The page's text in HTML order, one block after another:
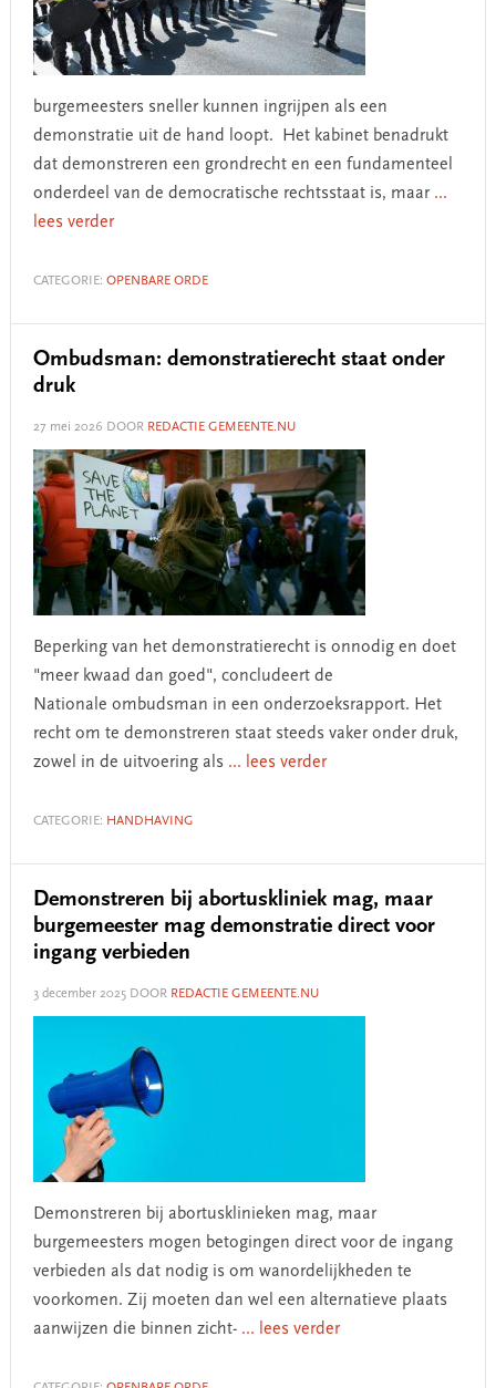
burgemeesters sneller kunnen ingrijpen als een
demonstratie uit de hand loopt. Het kabinet benadrukt
dat demonstreren een grondrecht en een fundamenteel
onderdeel van de democratische rechtsstaat is, maar ...
lees verder
CATEGORIE: OPENBARE ORDE
Ombudsman: demonstratierecht staat onder
druk
27 mei 2026 DOOR REDACTIE GEMEENTE.NU
Beperking van het demonstratierecht is onnodig en doet
"meer kwaad dan goed", concludeert de
Nationale ombudsman in een onderzoeksrapport. Het
recht om te demonstreren staat steeds vaker onder druk,
zowel in de uitvoering als ... lees verder
CATEGORIE: HANDHAVING
Demonstreren bij abortuskliniek mag, maar
burgemeester mag demonstratie direct voor
ingang verbieden
3 december 2025DOOR REDACTIE GEMEENTE.NU
Demonstreren bij abortusklinieken mag, maar
burgemeesters mogen betogingen direct voor de ingang
verbieden als dat nodig is om wanordelijkheden te
voorkomen. Zij moeten dan wel een alternatieve plaats
aanwijzen die binnen zicht- ... lees verder